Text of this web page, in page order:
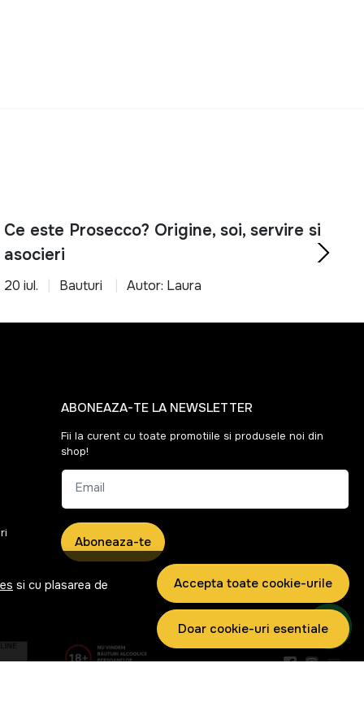
si cu plasarea de Accepta toate cookie-urile
Doar cookie-uri esentiale
Ce este Prosecco? Origine, soi, servire si
asocieri
20 iul. Bauturi Autor: Laura
ABONEAZA-TE LA NEWSLETTER
Fii la curent cu toate promotiile si produsele noi din
shop!
Email
Aboneaza-te